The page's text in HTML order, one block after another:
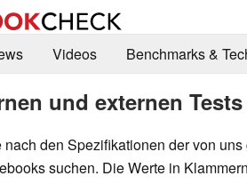
Videos Benchmarks &
und externen Tests
den Spezifikationen der von
suchen. Die Werte in